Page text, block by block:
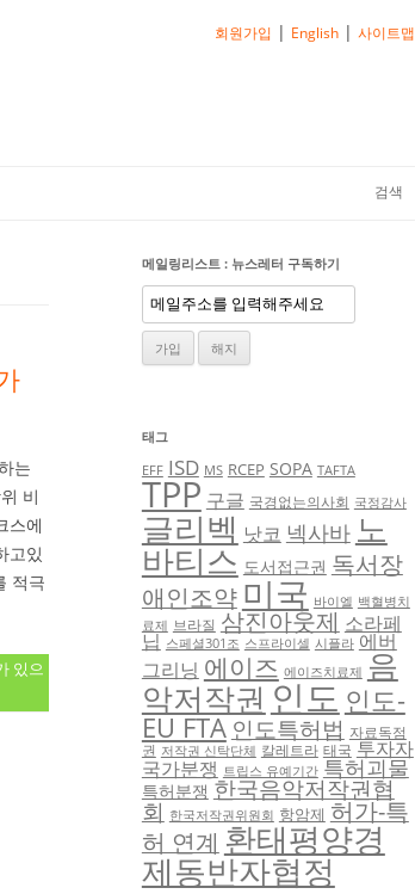
검색
회원가입 | English |사이트맵
는
비
스에
고있
적극
있으
메일링리스트 : 뉴스레터 구독하기
태그
EFF ISD MS RCEP SOPA TAFTA
TPP 구글 국경없는의사회 국정감사
글리벡 낫코 넥사바 노
바티스 도서접근권 독서장
애인조약 미국 바이엘 백혈병치
료제 브라질 삼진아웃제 소라페
닙 스페셜301조 스프라이셀 시플라 에버
그리닝 에이즈 에이즈치료제 음
악저작권 인도 인도-
EU FTA 인도특허법 자료독점
권 저작권 신탁단체 칼레트라 태국 투자자
국가분쟁 트립스 유예기간 특허괴물
특허분쟁 한국음악저작권협
회 한국저작권위원회 항암제 허가-특
허 연계 환태평양경
제동반자협정